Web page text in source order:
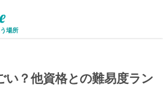
場所
い？他資格との難易度ラン